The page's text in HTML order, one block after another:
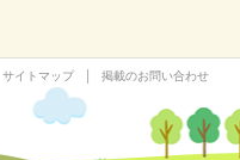
サイトマップ 掲載のお問い合わせ